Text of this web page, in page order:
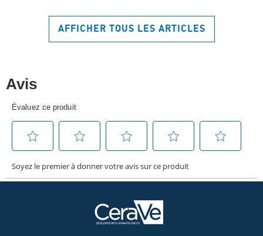
AFFICHER TOUS LES ARTICLES